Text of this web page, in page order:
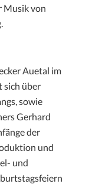
Musik von
Auetal im
sich über
sowie
Gerhard
der
und
und